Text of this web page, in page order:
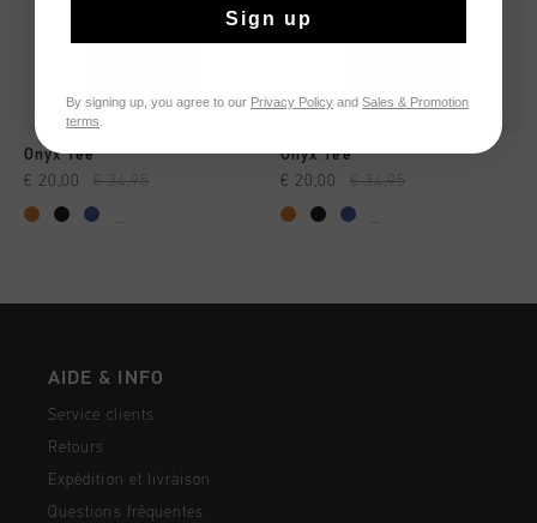
Onyx Tee
€ 20,00 € 34,95
...
Onyx Tee
€ 20,00 € 34,95
...
AIDE & INFO
Service clients
Retours
Expédition et livraison
Questions fréquentes
Sign up
By signing up, you agree to our Privacy Policy and Sales & Promotion
terms